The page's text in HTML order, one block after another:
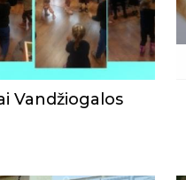
Vandžiogalos